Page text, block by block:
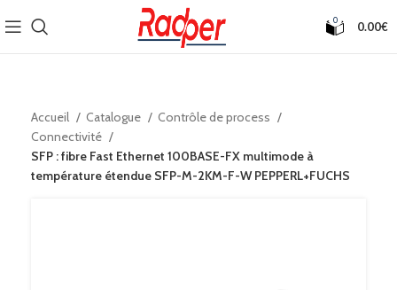
0 0.00€
Accueil Catalogue
Contrôle de process
Connectivité
SFP : fibre Fast Ethernet 100BASE-FX multimode à
température étendue SFP-M-2KM-F-W PEPPERL+FUCHS